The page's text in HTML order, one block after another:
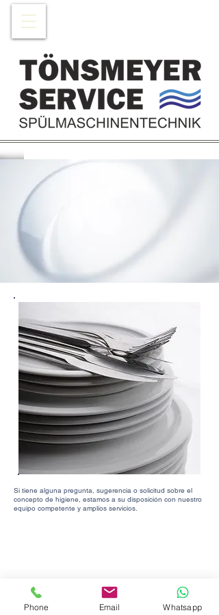
Si tiene alguna pregunta, sugerencia o solicitud sobre el
concepto de higiene, estamos a su disposición con nuestro
equipo competente y amplios servicios.
Phone Email Whatsapp